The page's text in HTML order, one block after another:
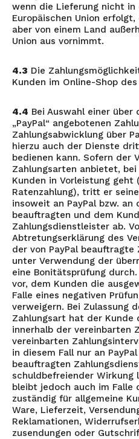
wenn die Lieferung nicht in
Europäischen Union
aber von einem Land
Union aus vornimmt.
4.3 Die
Kunden im Online-Shop
4.4 Bei Auswahl einer über
„PayPal“ angebotenen
Zahlungsabwicklung über
hierzu auch der Dienste
bedienen kann. Sofern der
Zahlungsarten anbietet,
Kunden in Vorleistung geht
Ratenzahlung), tritt er
insoweit an PayPal bzw. an
beauftragten und dem
Zahlungsdienstleister ab.
Abtretungserklärung des
der von PayPal
unter Verwendung der
eine Bonitätsprüfung
vor, dem Kunden die
Falle eines negativen
verweigern. Bei Zulassung
Zahlungsart hat der Kunde
innerhalb der vereinbarten
vereinbarten
in diesem Fall nur an
beauftragten
schuldbefreiender Wirkung
bleibt jedoch auch im Falle
zuständig für allgemeine
Ware, Lieferzeit,
Reklamationen,
zusendungen oder